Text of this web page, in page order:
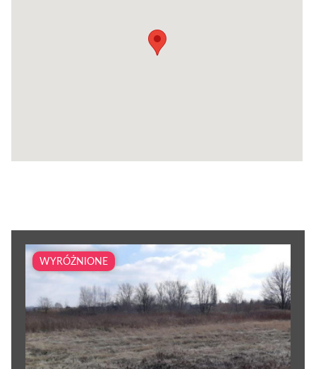
WYRÓŻNIONE